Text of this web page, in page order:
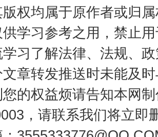
权均属于原作者或归
学习参考之用，禁止
习了解法律、法规、
章转发推送时未能及
的权益烦请告知本网
，请联系我们将立即
域中谋全局